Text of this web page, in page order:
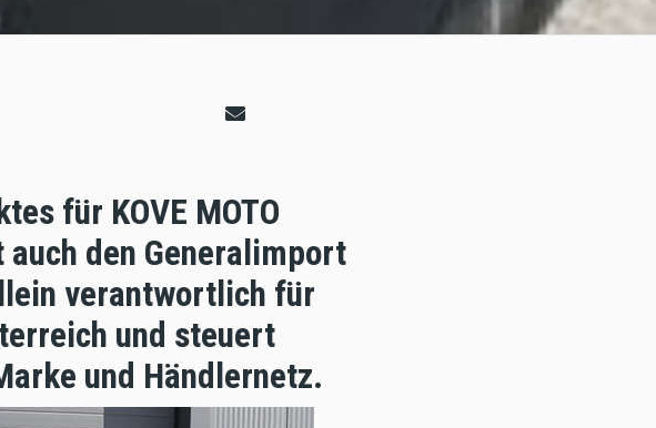
für KOVE MOTO
den Generalimport
verantwortlich für
und steuert
und Händlernetz.